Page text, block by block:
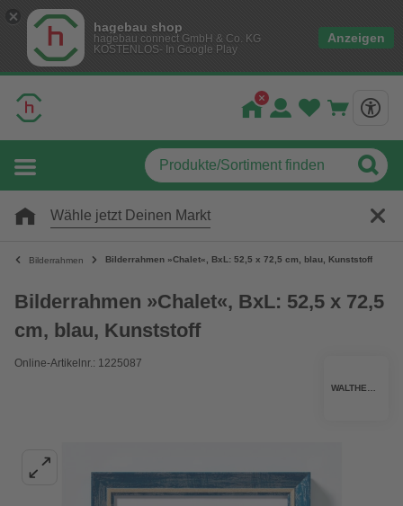
hagebau shop
hagebau connect GmbH & Co. KG
KOSTENLOS- In Google Play
Anzeigen
Wähle jetzt Deinen Markt
Bilderrahmen Bilderrahmen »Chalet«, BxL: 52,5 x 72,5 cm, blau, Kunststoff
Bilderrahmen »Chalet«, BxL: 52,5 x 72,5
cm, blau, Kunststoff
Online-Artikelnr.: 1225087